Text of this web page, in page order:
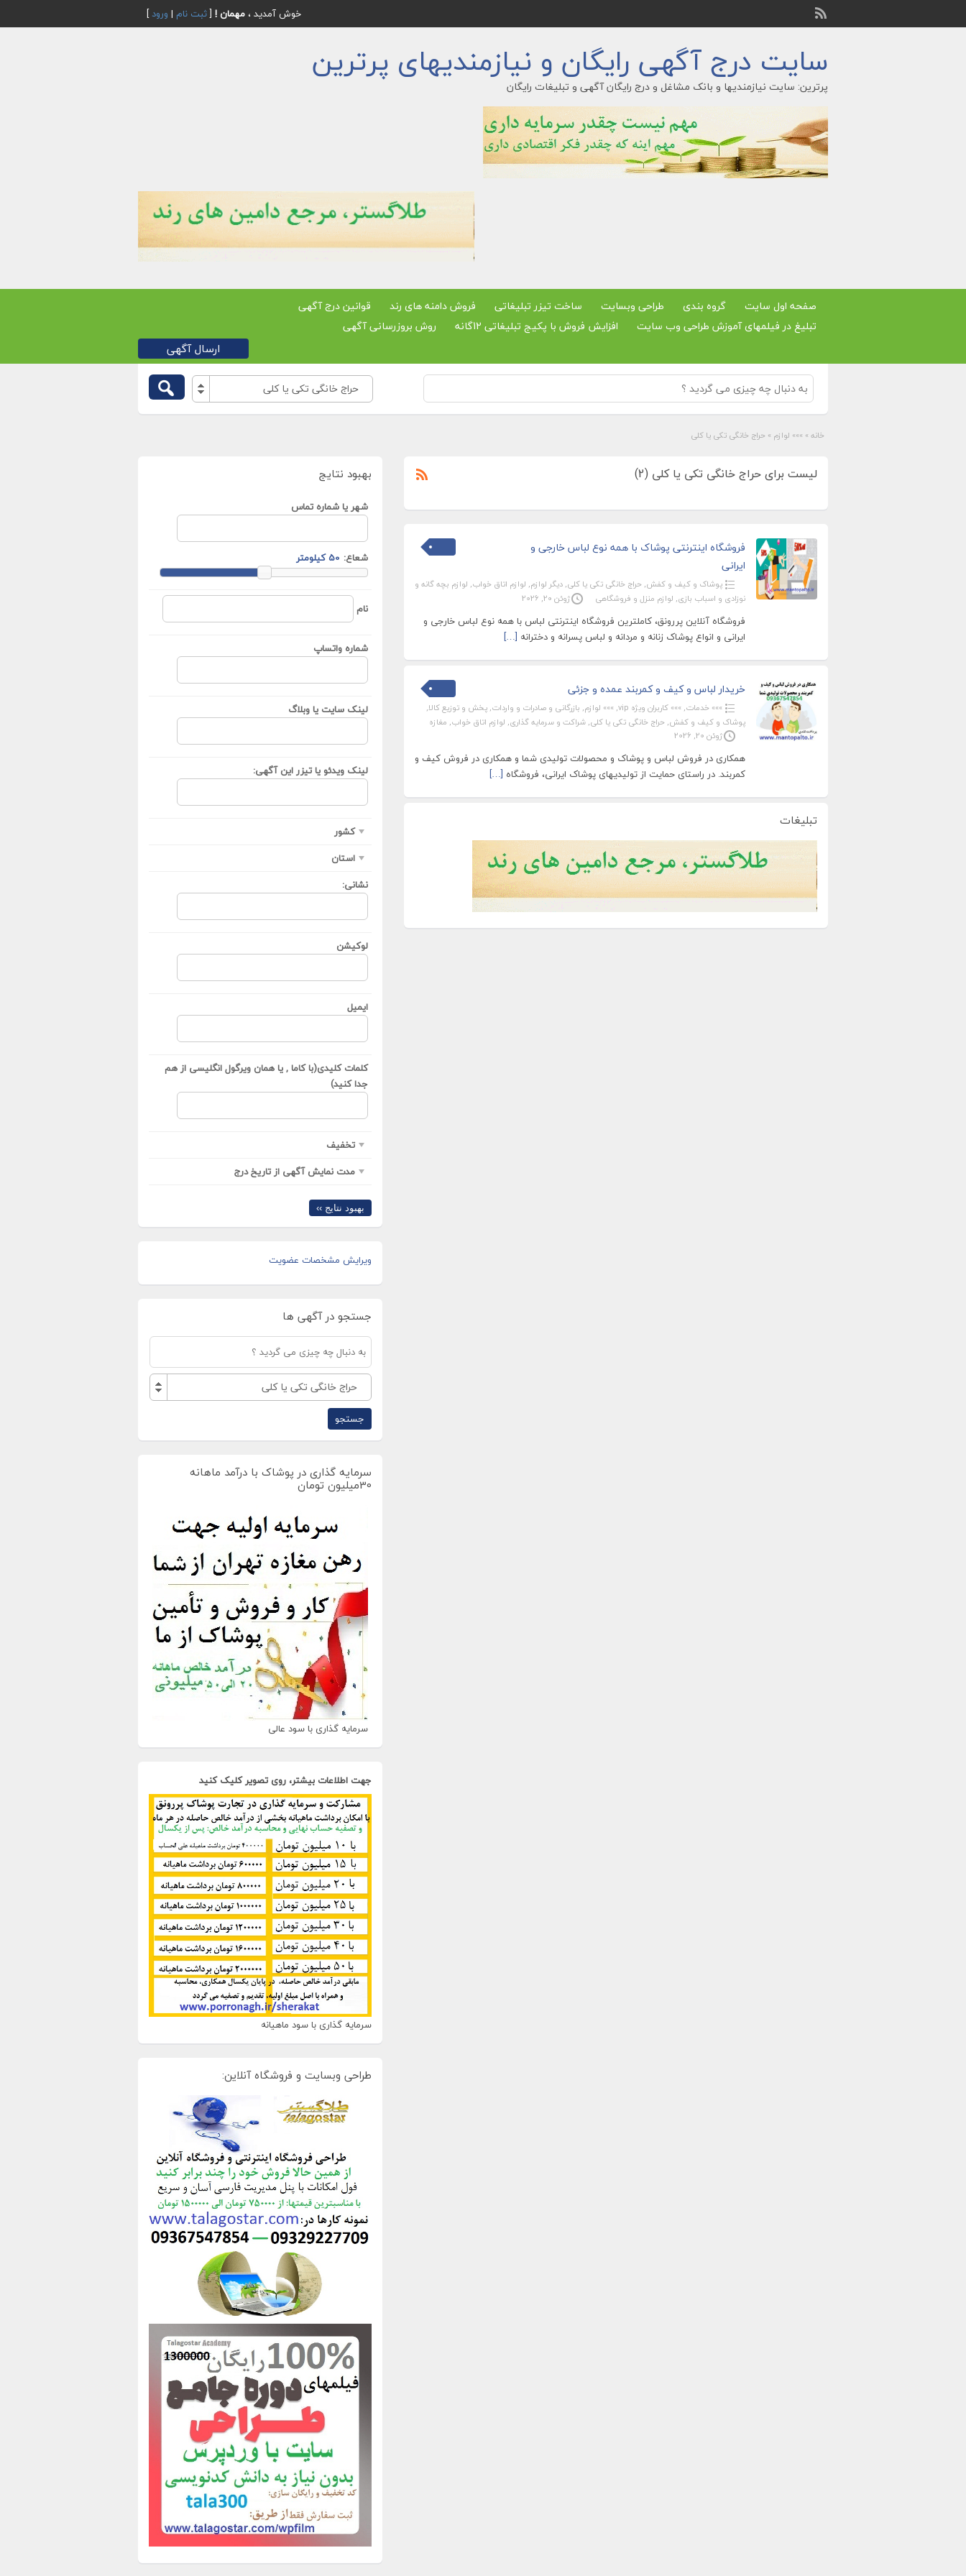
خوش آمدید ، مهمان ! [ثبت نام | ورود]
سایت درج آگهی رایگان و نیازمندیهای پرترین
پرترین: سایت نیازمندیها و بانک مشاغل و درج رایگان آگهی و تبلیغات رایگان
صفحه اول سایت گروه بندی طراحی وبسایت ساخت تیزر تبلیغاتی فروش دامنه های رند
قوانین درج آگهی
تبلیغ در فیلمهای آموزش طراحی وب سایت
افزایش فروش با پکیج تبلیغاتی 12گانه روش بروزرسانی آگهی
ارسال آگهی
حراج خانگی تکی یا کلی
خانه » »»» لوازم » حراج خانگی تکی یا کلی
لیست برای حراج خانگی تکی یا کلی (2)
فروشگاه اینترنتی پوشاک با همه نوع لباس خارجی و
ایرانی
پوشاک و کیف و کفش, حراج خانگی تکی یا کلی, دیگر لوازم, لوازم اتاق خواب, لوازم بچه گانه و
نوزادی و اسباب بازی, لوازم منزل و فروشگاهی ژوئن 20, 2026
فروشگاه آنلاین پررونق، کاملترین فروشگاه اینترنتی لباس با همه نوع لباس خارجی و
ایرانی و انواع پوشاک زنانه و مردانه و لباس پسرانه و دخترانه […]
خریدار لباس و کیف و کمربند عمده و جزئی
»»» خدمات, »»» کاربران ویژه vip , »»» لوازم, بازرگانی و صادرات و واردات, پخش و توزیع کالا,
پوشاک و کیف و کفش, حراج خانگی تکی یا کلی, شراکت و سرمایه گذاری, لوازم اتاق خواب, مغازه
ژوئن 20, 2026
همکاری در فروش لباس و پوشاک و محصولات تولیدی شما و همکاری در فروش کیف و
کمربند. در راستای حمایت از تولیدیهای پوشاک ایرانی، فروشگاه […]
تبلیغات
بهبود نتایج
شهر یا شماره تماس
شعاع:
نام
شماره واتساپ
لینک سایت یا وبلاگ
لینک ویدئو یا تیزر این آگهی:
کشور
استان
نشانی:
لوکیشن
ایمیل
کلمات کلیدی(با کاما , یا همان ویرگول انگلیسی از هم
جدا کنید)
تخفیف
مدت نمایش آگهی از تاریخ درج
بهبود نتایج ››
ویرایش مشخصات عضویت
جستجو در آگهی ها
حراج خانگی تکی یا کلی
سرمایه گذاری در پوشاک با درآمد ماهانه
30میلیون تومان
سرمایه گذاری با سود عالی
جهت اطلاعات بیشتر، روی تصویر کلیک کنید
سرمایه گذاری با سود ماهیانه
طراحی وبسایت و فروشگاه آنلاین: